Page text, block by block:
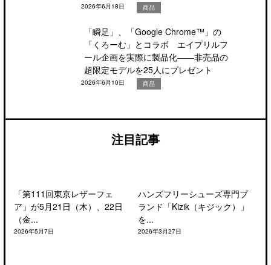
2026年6月18日 商品
「瞬足」、「Google Chrome™」の
「くろーむ」とコラボ エイプリルフ
ール企画を実際に製品化――非売品の
超限定モデルを25人にプレゼント
2026年6月10日 商品
注目記事
「第111回東京レザーフェ
ア」が5月21日（木）、22日
（金...
2026年5月7日
ハンズフリーシューズ専門ブ
ランド「Kizik（キジック）」
を...
2026年3月27日